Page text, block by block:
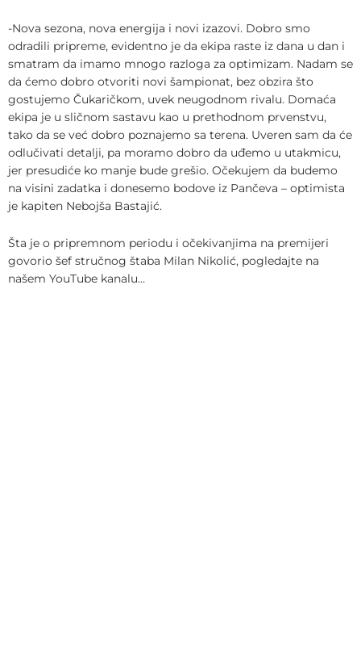
-Nova sezona, nova energija i novi izazovi. Dobro smo
odradili pripreme, evidentno je da ekipa raste iz dana u dan i
smatram da imamo mnogo razloga za optimizam. Nadam se
da ćemo dobro otvoriti novi šampionat, bez obzira što
gostujemo Čukaričkom, uvek neugodnom rivalu. Domaća
ekipa je u sličnom sastavu kao u prethodnom prvenstvu,
tako da se već dobro poznajemo sa terena. Uveren sam da će
odlučivati detalji, pa moramo dobro da uđemo u utakmicu,
jer presudiće ko manje bude grešio. Očekujem da budemo
na visini zadatka i donesemo bodove iz Pančeva – optimista
je kapiten Nebojša Bastajić.
Šta je o pripremnom periodu i očekivanjima na premijeri
govorio šef stručnog štaba Milan Nikolić, pogledajte na
našem YouTube kanalu…